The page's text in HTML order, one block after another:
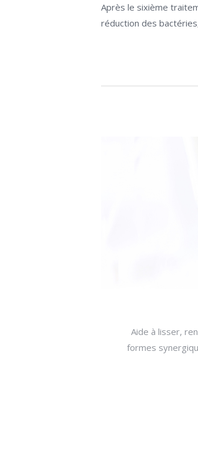
Après le sixième
réduction des
Aide à lisser,
formes